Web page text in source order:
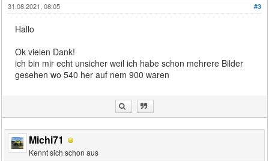
#3
31.08.2021, 08:05
Hallo
Ok vielen Dank!
ich bin mir echt unsicher weil ich habe schon mehrere Bilder
gesehen wo 540 her auf nem 900 waren
Michi71
Kennt sich schon aus